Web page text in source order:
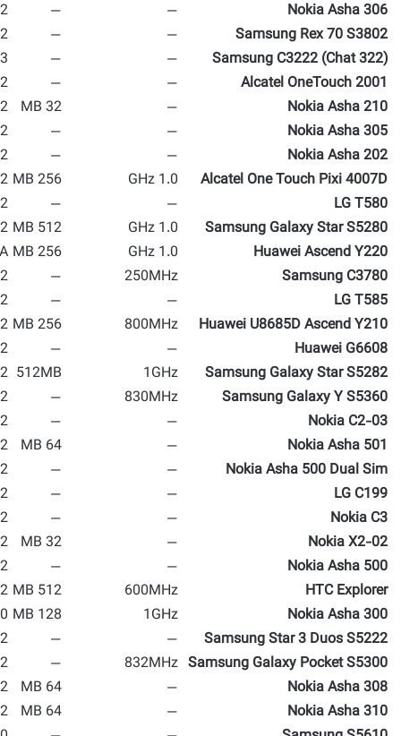
Nokia Asha 306
—
—
2 MP
Samsung Rex 70 S3802
—
—
2 MP
(Samsung C3222 (Chat 322
—
—
Alcatel OneTouch 2001
—
—
2 MP
Nokia Asha 210
—
32 MB
2 MP
Nokia Asha 305
—
—
2 MP
Nokia Asha 202
—
—
2 MP
Alcatel One Touch Pixi 4007D
1.0 GHz
256 MB
2 MP
LG T580
—
—
2 MP
Samsung Galaxy Star S5280
1.0 GHz
512 MB
2 MP
Huawei Ascend Y220
1.0 GHz
256 MB
Samsung C3780
250MHz
—
LG T585
—
—
2 MP
Huawei U8685D Ascend Y210
800MHz
256 MB
2 MP
Huawei G6608
—
—
Samsung Galaxy Star S5282
1GHz
512MB
2 MP
Samsung Galaxy Y S5360
830MHz
—
2 MP
Nokia C2-03
—
—
2 MP
Nokia Asha 501
—
64 MB
Nokia Asha 500 Dual Sim
—
—
2 MP
LG C199
—
—
2 MP
Nokia C3
—
—
2 MP
Nokia X2-02
—
32 MB
2 MP
Nokia Asha 500
—
—
2 MP
HTC Explorer
600MHz
512 MB
Nokia Asha 300
1GHz
128 MB
Samsung Star 3 Duos S5222
—
—
Samsung Galaxy Pocket S5300
832MHz
—
2 MP
Nokia Asha 308
—
64 MB
2 MP
Nokia Asha 310
—
64 MB
2 MP